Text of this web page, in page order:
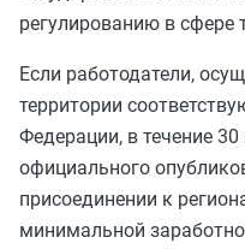
регулированию в сфере
Если работодатели,
территории
Федерации, в течение
официального
присоединении к
минимальной